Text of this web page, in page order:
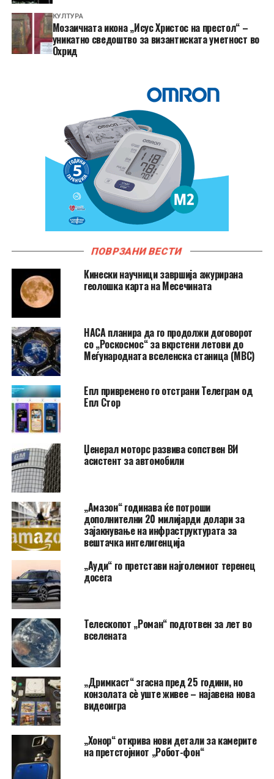
КУЛТУРА
Мозаичната икона „Исус Христос на престол“ –
уникатно сведоштво за византиската уметност во
Охрид
ПОВРЗАНИ ВЕСТИ
Кинески научници завршија ажурирана
геолошка карта на Месечината
НАСА планира да го продолжи договорот
со „Роскосмос“ за вкрстени летови до
Меѓународната вселенска станица (МВС)
Епл привремено го отстрани Телеграм од
Епл Стор
Џенерал моторс развива сопствен ВИ
асистент за автомобили
„Амазон“ годинава ќе потроши
дополнителни 20 милијарди долари за
зајакнување на инфраструктурата за
вештачка интелигенција
„Ауди“ го претстави најголемиот теренец
досега
Телескопот „Роман“ подготвен за лет во
вселената
„Дримкаст“ згасна пред 25 години, но
конзолата сè уште живее – најавена нова
видеоигра
„Хонор“ открива нови детали за камерите
на претстојниот „Робот-фон“